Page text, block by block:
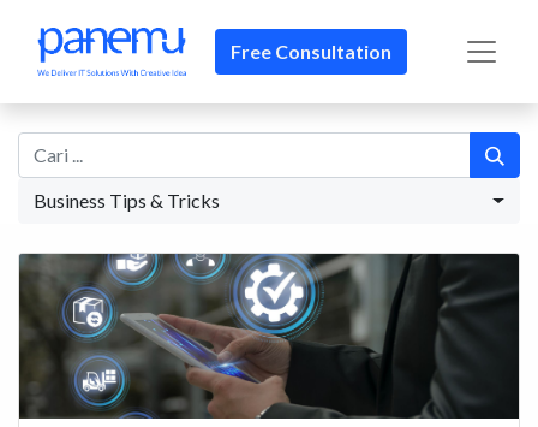
Free Consultation
Business Tips & Tricks